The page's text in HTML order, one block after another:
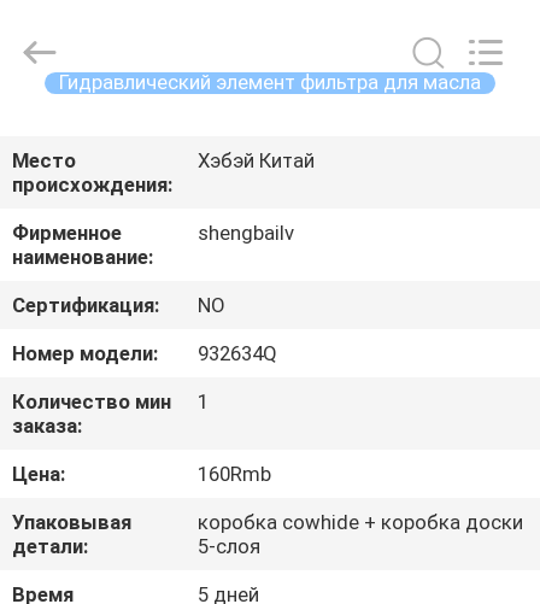
ПРОДУКТЫ
О
НАС
ПУТЕШЕСТВИЕ
ФАБРИКИ
ПРОВЕРКА
Reserved. Гидравлический элемент фильтра для масла
Место
происхождения:
Хэбэй Китай
Фирменное
наименование:
shengbailv
Сертификация:
NO
Номер модели:
932634Q
Количество мин
заказа:
1
Цена:
160Rmb
Упаковывая
детали:
коробка cowhide + коробка доски
5-слоя
Время
5 дней